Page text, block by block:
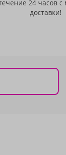
24 часов с
доставки!